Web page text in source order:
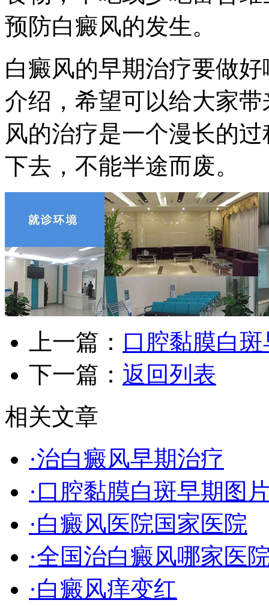
预防白癜风的发生。
白癜风的早期治疗要做
介绍，希望可以给大家
风的治疗是一个漫长的
下去，不能半途而废。
上一篇： 口腔黏膜白
下一篇： 返回列表
相关文章
·治白癜风早期治疗
·口腔黏膜白斑早期图
·白癜风医院国家医院
·全国治白癜风哪家医
·白癜风痒变红